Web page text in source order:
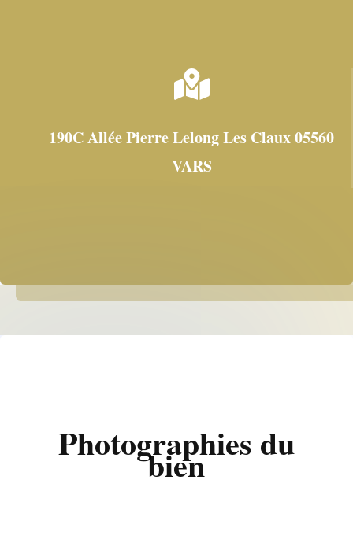

190C Allée Pierre Lelong Les Claux 05560
VARS
Photographies du
bien